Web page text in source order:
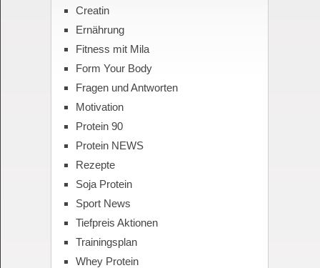
Creatin
Ernährung
Fitness mit Mila
Form Your Body
Fragen und Antworten
Motivation
Protein 90
Protein NEWS
Rezepte
Soja Protein
Sport News
Tiefpreis Aktionen
Trainingsplan
Whey Protein